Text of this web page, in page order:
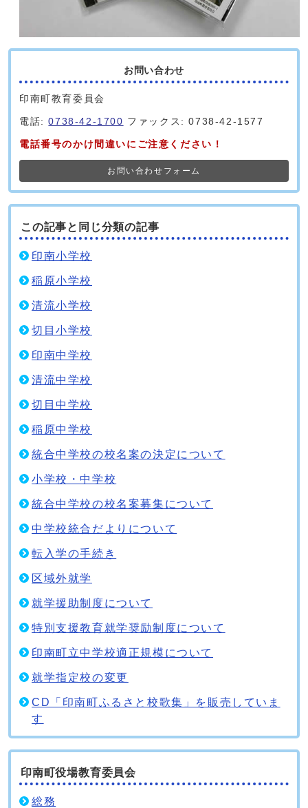
お問い合わせ
印南町教育委員会
電話:0738-42-1700 ファックス: 0738-42-1577
電話番号のかけ間違いにご注意ください！
お問い合わせフォーム
この記事と同じ分類の記事
印南小学校
稲原小学校
清流小学校
切目小学校
印南中学校
清流中学校
切目中学校
稲原中学校
統合中学校の校名案の決定について
小学校・中学校
統合中学校の校名案募集について
中学校統合だよりについて
転入学の手続き
区域外就学
就学援助制度について
特別支援教育就学奨励制度について
印南町立中学校適正規模について
就学指定校の変更
CD「印南町ふるさと校歌集」を販売していま
す
印南町役場教育委員会
総務